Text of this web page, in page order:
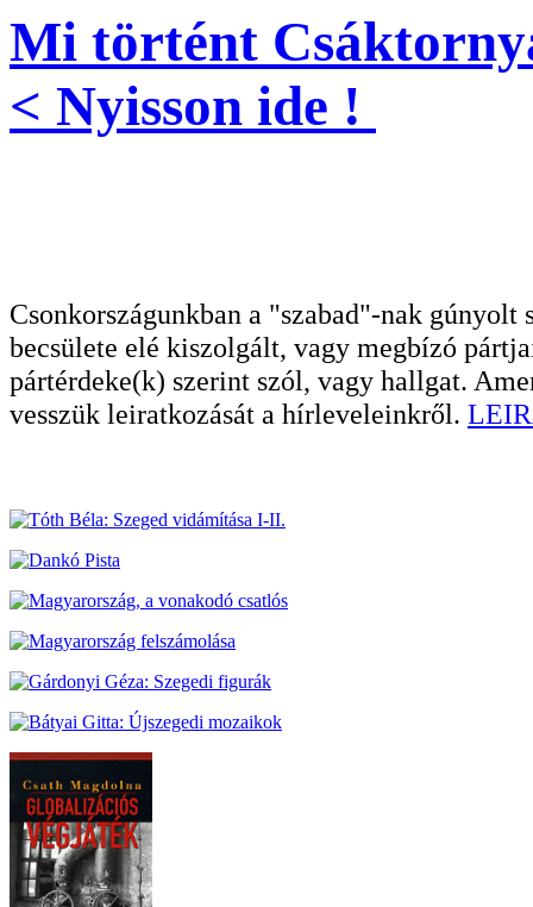
Mi történt
< Nyisson ide !
Csonkországunkban a "szabad"-nak
becsülete elé kiszolgált, vagy megbízó
pártérdeke(k) szerint szól, vagy hallgat.
vesszük leiratkozását a hírleveleinkről.